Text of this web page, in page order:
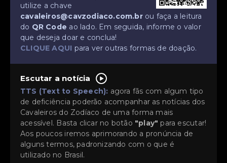
utilize a chave
cavaleiros@cavzodiaco.com.brou faça a leitura
do QR Code ao lado. Em seguida, informe o valor
que deseja doar e conclua!
CLIQUE AQUI para ver outras formas de doação.
Escutar a notícia
TTS (Text to Speech): agora fãs com algum tipo
de deficiência poderão acompanhar as notícias dos
Cavaleiros do Zodíaco de uma forma mais
acessível. Basta clicar no botão "play" para escutar!
Aos poucos iremos aprimorando a pronúncia de
alguns termos, padronizando com o que é
utilizado no Brasil.